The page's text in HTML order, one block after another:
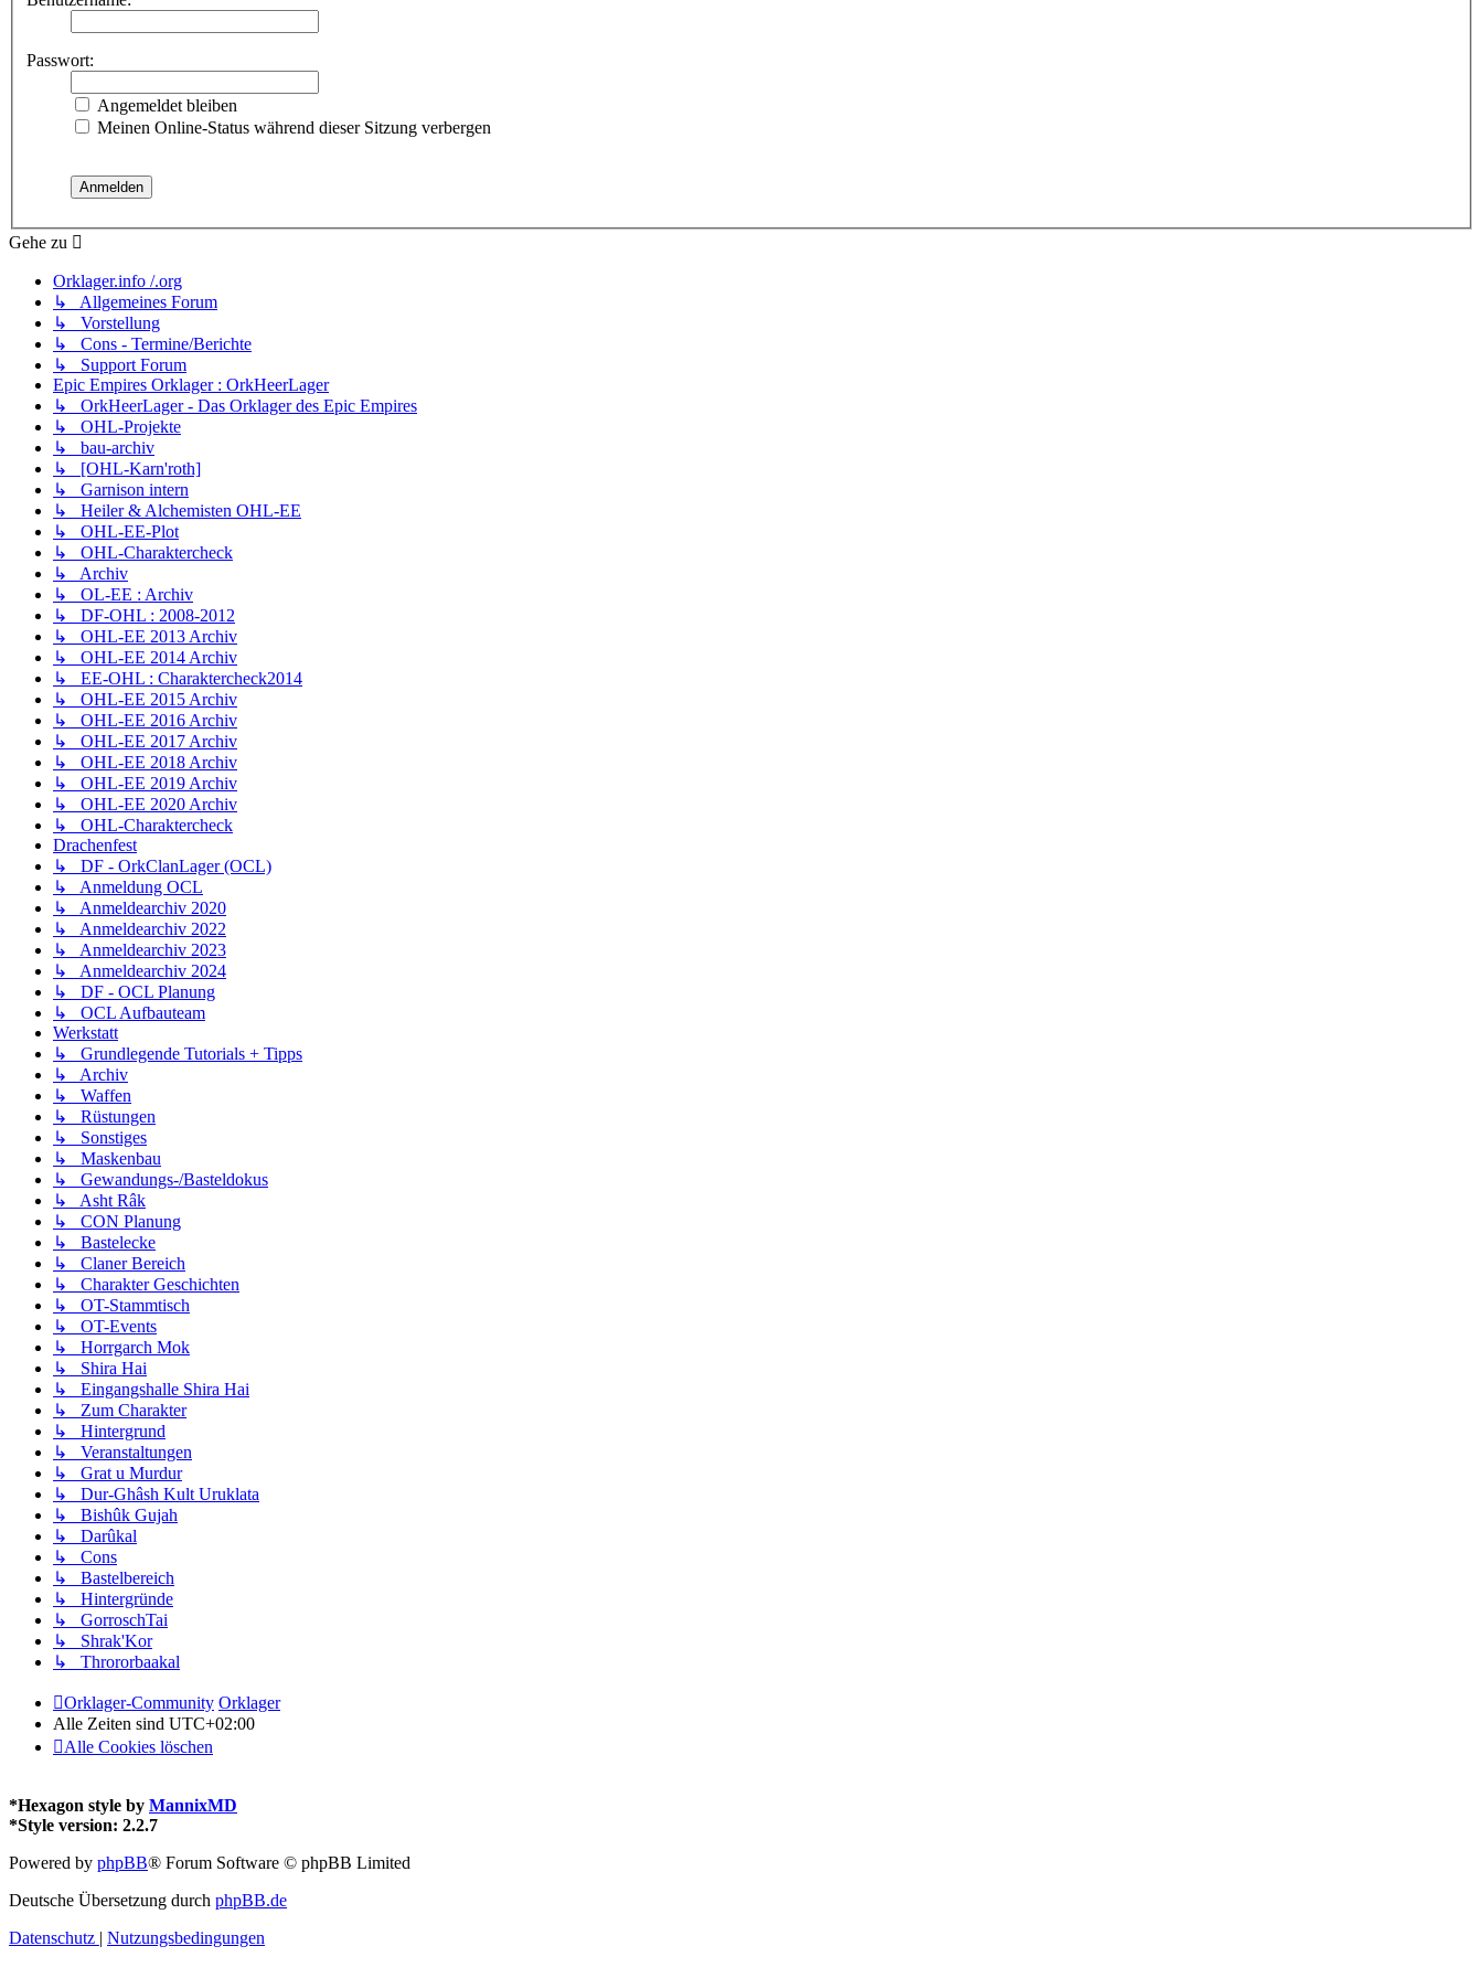
Passwort:
Angemeldet bleiben
Meinen Online-Status während dieser Sitzung verbergen
Gehe zu
Orklager.info /.org
↳ Allgemeines Forum
↳ Vorstellung
↳ Cons - Termine/Berichte
↳ Support Forum
Epic Empires Orklager : OrkHeerLager
↳ OrkHeerLager - Das Orklager des Epic Empires
↳ OHL-Projekte
↳ bau-archiv
↳ [OHL-Karn'roth]
↳ Garnison intern
↳ Heiler & Alchemisten OHL-EE
↳ OHL-EE-Plot
↳ OHL-Charaktercheck
↳ Archiv
↳ OL-EE : Archiv
↳ DF-OHL : 2008-2012
↳ OHL-EE 2013 Archiv
↳ OHL-EE 2014 Archiv
↳ EE-OHL : Charaktercheck2014
↳ OHL-EE 2015 Archiv
↳ OHL-EE 2016 Archiv
↳ OHL-EE 2017 Archiv
↳ OHL-EE 2018 Archiv
↳ OHL-EE 2019 Archiv
↳ OHL-EE 2020 Archiv
↳ OHL-Charaktercheck
Drachenfest
↳ DF - OrkClanLager (OCL)
↳ Anmeldung OCL
↳ Anmeldearchiv 2020
↳ Anmeldearchiv 2022
↳ Anmeldearchiv 2023
↳ Anmeldearchiv 2024
↳ DF - OCL Planung
↳ OCL Aufbauteam
Werkstatt
↳ Grundlegende Tutorials + Tipps
↳ Archiv
↳ Waffen
↳ Rüstungen
↳ Sonstiges
↳ Maskenbau
↳ Gewandungs-/Basteldokus
↳ Asht Râk
↳ CON Planung
↳ Bastelecke
↳ Claner Bereich
↳ Charakter Geschichten
↳ OT-Stammtisch
↳ OT-Events
↳ Horrgarch Mok
↳ Shira Hai
↳ Eingangshalle Shira Hai
↳ Zum Charakter
↳ Hintergrund
↳ Veranstaltungen
↳ Grat u Murdur
↳ Dur-Ghâsh Kult Uruklata
↳ Bishûk Gujah
↳ Darûkal
↳ Cons
↳ Bastelbereich
↳ Hintergründe
↳ GorroschTai
↳ Shrak'Kor
↳ Thrororbaakal
Orklager-Community Orklager
Alle Zeiten sind UTC+02:00
Alle Cookies löschen
*Hexagon style by MannixMD
*Style version: 2.2.7
Powered by phpBB® Forum Software © phpBB Limited
Deutsche Übersetzung durch phpBB.de
Datenschutz | Nutzungsbedingungen